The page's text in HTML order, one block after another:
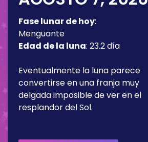
Fase lunar de hoy:
Menguante
Edad de la luna: 23.2 día
Eventualmente la luna parece
convertirse en una franja muy
delgada imposible de ver en el
resplandor del Sol.